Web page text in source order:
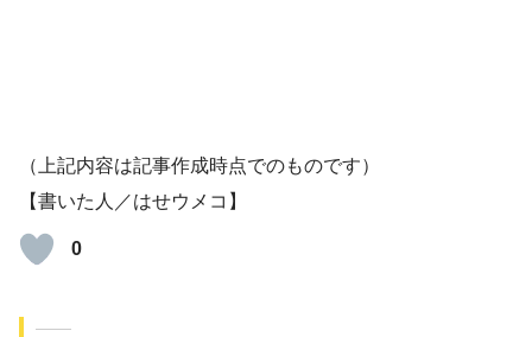
（上記内容は記事作成時点でのものです）
【書いた人／はせウメコ】
0